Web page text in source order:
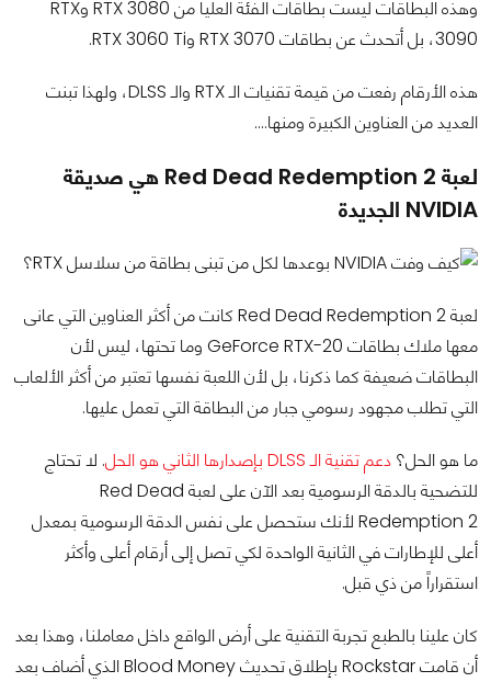
وهذه البطاقات ليست بطاقات الفئة العليا من RTX 3080 وRTX
3090، بل أتحدث عن بطاقات RTX 3070 وRTX 3060 Ti.
هذه الأرقام رفعت من قيمة تقنيات الـ RTX والـ DLSS، ولهذا تبنت
العديد من العناوين الكبيرة ومنها….
لعبة Red Dead Redemption 2 هي صديقة
NVIDIA الجديدة
لعبة Red Dead Redemption 2 كانت من أكثر العناوين التي عانى
معها ملاك بطاقات GeForce RTX-20 وما تحتها، ليس لأن
البطاقات ضعيفة كما ذكرنا، بل لأن اللعبة نفسها تعتبر من أكثر الألعاب
التي تطلب مجهود رسومي جبار من البطاقة التي تعمل عليها.
ما هو الحل؟ دعم تقنية الـ DLSS بإصدارها الثاني هو الحل
. لا تحتاج
للتضحية بالدقة الرسومية بعد الآن على لعبة Red Dead
Redemption 2 لأنك ستحصل على نفس الدقة الرسومية بمعدل
أعلى للإطارات في الثانية الواحدة لكي تصل إلى أرقام أعلى وأكثر
استقراراً من ذي قبل.
كان علينا بالطبع تجربة التقنية على أرض الواقع داخل معاملنا، وهذا بعد
أن قامت Rockstar بإطلاق تحديث Blood Money الذي أضاف بعد